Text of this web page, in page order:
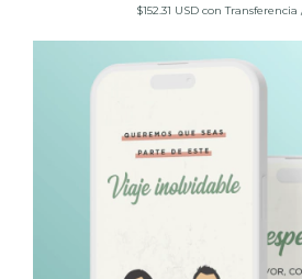
$152.31 USD con Transferencia